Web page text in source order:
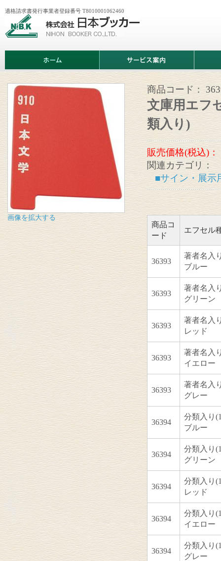
会
日
ッ
カ
適格請求書発行事業者登録番号 T8010001062460
ム
ビ
案
内
情
画像を拡大する
商品コード：
文庫用エフ
類入り)
販売価格(税込)：
関連カテゴリ：
■サイン・展示
商品コ
ード
エフセル
36393
著者名入
ブルー
36393
著者名入
グリーン
36393
著者名入
レッド
36393
著者名入
イエロー
36393
著者名入
グレー
36394
分類入り
ブルー
36394
分類入り
グリーン
36394
分類入り
レッド
36394
分類入り
イエロー
36394
分類入り
グレー